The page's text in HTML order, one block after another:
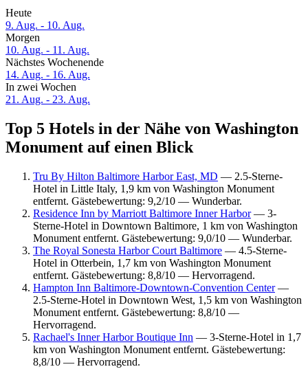
Heute
9. Aug. - 10. Aug.
Morgen
10. Aug. - 11. Aug.
Nächstes Wochenende
14. Aug. - 16. Aug.
In zwei Wochen
21. Aug. - 23. Aug.
Top 5 Hotels in der Nähe von Washington
Monument auf einen Blick
Tru By Hilton Baltimore Harbor East, MD — 2.5-Sterne-
Hotel in Little Italy, 1,9 km von Washington Monument
entfernt. Gästebewertung: 9,2/10 — Wunderbar.
Residence Inn by Marriott Baltimore Inner Harbor— 3-
Sterne-Hotel in Downtown Baltimore, 1 km von Washington
Monument entfernt. Gästebewertung: 9,0/10 — Wunderbar.
The Royal Sonesta Harbor Court Baltimore — 4.5-Sterne-
Hotel in Otterbein, 1,7 km von Washington Monument
entfernt. Gästebewertung: 8,8/10 — Hervorragend.
Hampton Inn Baltimore-Downtown-Convention Center—
2.5-Sterne-Hotel in Downtown West, 1,5 km von Washington
Monument entfernt. Gästebewertung: 8,8/10 —
Hervorragend.
Rachael's Inner Harbor Boutique Inn — 3-Sterne-Hotel in 1,7
km von Washington Monument entfernt. Gästebewertung:
8,8/10 — Hervorragend.